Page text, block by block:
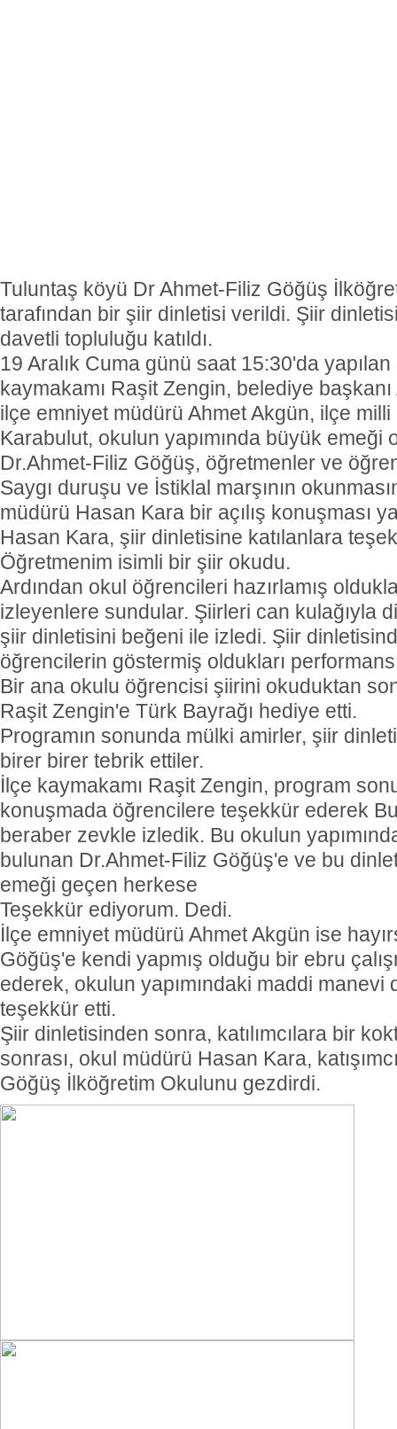
Tuluntaş köyü Dr Ahmet-Filiz Göğüş
tarafından bir şiir dinletisi verildi. Şiir
davetli topluluğu katıldı.
19 Aralık Cuma günü saat 15:30'da
kaymakamı Raşit Zengin, belediye
ilçe emniyet müdürü Ahmet Akgün, ilçe
Karabulut, okulun yapımında büyük emeği
Dr.Ahmet-Filiz Göğüş, öğretmenler ve
Saygı duruşu ve İstiklal marşının
müdürü Hasan Kara bir açılış konuşması
Hasan Kara, şiir dinletisine katılanlara
Öğretmenim isimli bir şiir okudu.
Ardından okul öğrencileri hazırlamış
izleyenlere sundular. Şiirleri can kulağıyla
şiir dinletisini beğeni ile izledi. Şiir
öğrencilerin göstermiş oldukları performans
Bir ana okulu öğrencisi şiirini okuduktan
Raşit Zengin'e Türk Bayrağı hediye etti.
Programın sonunda mülki amirler, şiir
birer birer tebrik ettiler.
İlçe kaymakamı Raşit Zengin, program
konuşmada öğrencilere teşekkür ederek
beraber zevkle izledik. Bu okulun
bulunan Dr.Ahmet-Filiz Göğüş'e ve bu
emeği geçen herkese
Teşekkür ediyorum. Dedi.
İlçe emniyet müdürü Ahmet Akgün ise
Göğüş'e kendi yapmış olduğu bir ebru
ederek, okulun yapımındaki maddi manevi
teşekkür etti.
Şiir dinletisinden sonra, katılımcılara bir
sonrası, okul müdürü Hasan Kara,
Göğüş İlköğretim Okulunu gezdirdi.